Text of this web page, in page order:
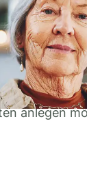
ob Ihnen
sich einen
anlegen